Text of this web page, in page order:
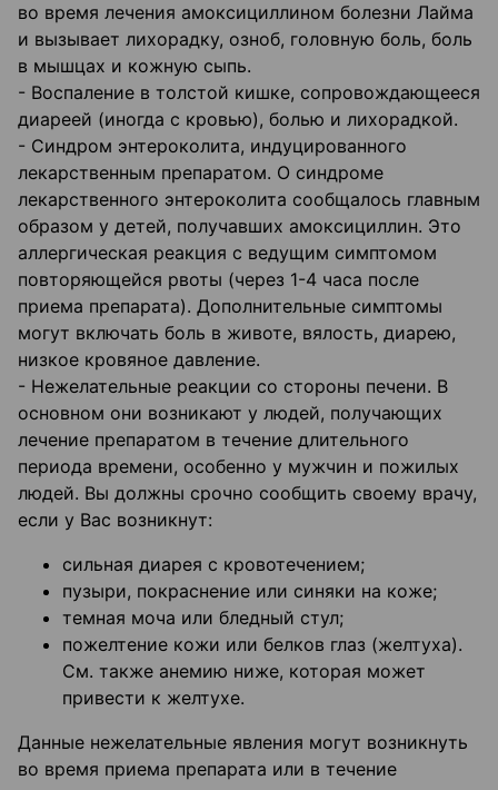
во время лечения амоксициллином болезни Лайма
и вызывает лихорадку, озноб, головную боль, боль
в мышцах и кожную сыпь.
- Воспаление в толстой кишке, сопровождающееся
диареей (иногда с кровью), болью и лихорадкой.
- Синдром энтероколита, индуцированного
лекарственным препаратом. О синдроме
лекарственного энтероколита сообщалось главным
образом у детей, получавших амоксициллин. Это
аллергическая реакция с ведущим симптомом
повторяющейся рвоты (через 1-4 часа после
приема препарата). Дополнительные симптомы
могут включать боль в животе, вялость, диарею,
низкое кровяное давление.
- Нежелательные реакции со стороны печени. В
основном они возникают у людей, получающих
лечение препаратом в течение длительного
периода времени, особенно у мужчин и пожилых
людей. Вы должны срочно сообщить своему врачу,
если у Вас возникнут:
сильная диарея с кровотечением;
пузыри, покраснение или синяки на коже;
темная моча или бледный стул;
пожелтение кожи или белков глаз (желтуха).
См. также анемию ниже, которая может
привести к желтухе.
Данные нежелательные явления могут возникнуть
во время приема препарата или в течение